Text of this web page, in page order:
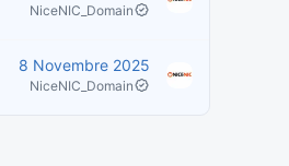
NiceNIC_Domain
8 Novembre 2025
NiceNIC_Domain